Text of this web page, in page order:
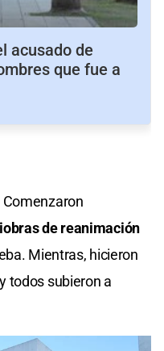
acusado de
que fue a
de reanimación
Mientras, hicieron
todos subieron a